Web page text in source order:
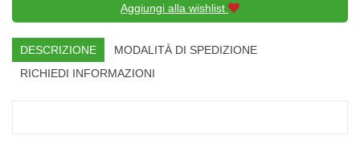
Aggiungi alla wishlist
DESCRIZIONE
MODALITÀ DI SPEDIZIONE
RICHIEDI INFORMAZIONI